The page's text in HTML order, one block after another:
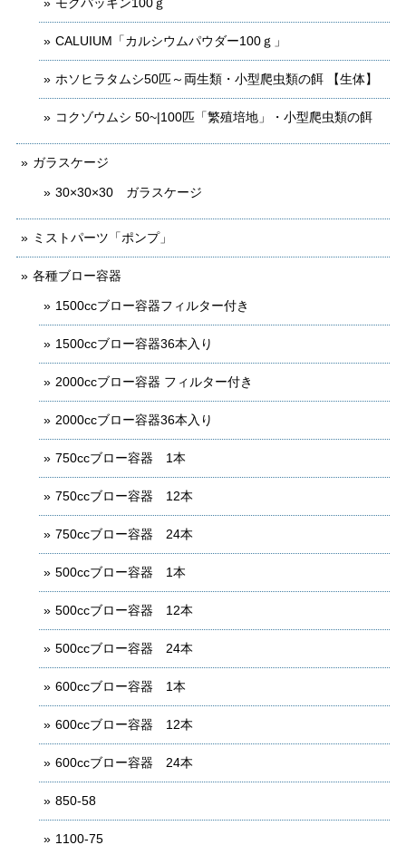
CALUIUM「カルシウムパウダー100ｇ」
ホソヒラタムシ50匹～両生類・小型爬虫類の餌 【生体】
コクゾウムシ 50~|100匹「繁殖培地」・小型爬虫類の餌
ガラスケージ
30×30×30 ガラスケージ
ミストパーツ「ポンプ」
各種ブロー容器
1500ccブロー容器フィルター付き
1500ccブロー容器36本入り
2000ccブロー容器 フィルター付き
2000ccブロー容器36本入り
750ccブロー容器 1本
750ccブロー容器 12本
750ccブロー容器 24本
500ccブロー容器 1本
500ccブロー容器 12本
500ccブロー容器 24本
600ccブロー容器 1本
600ccブロー容器 12本
600ccブロー容器 24本
850-58
1100-75